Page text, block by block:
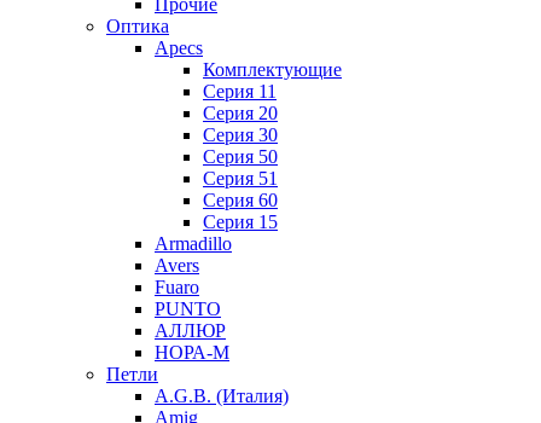
Прочие
Оптика
Apecs
Комплектующие
Серия 11
Серия 20
Серия 30
Серия 50
Серия 51
Серия 60
Серия 15
Armadillo
Avers
Fuaro
PUNTO
АЛЛЮР
НОРА-М
Петли
A.G.B. (Италия)
Amig